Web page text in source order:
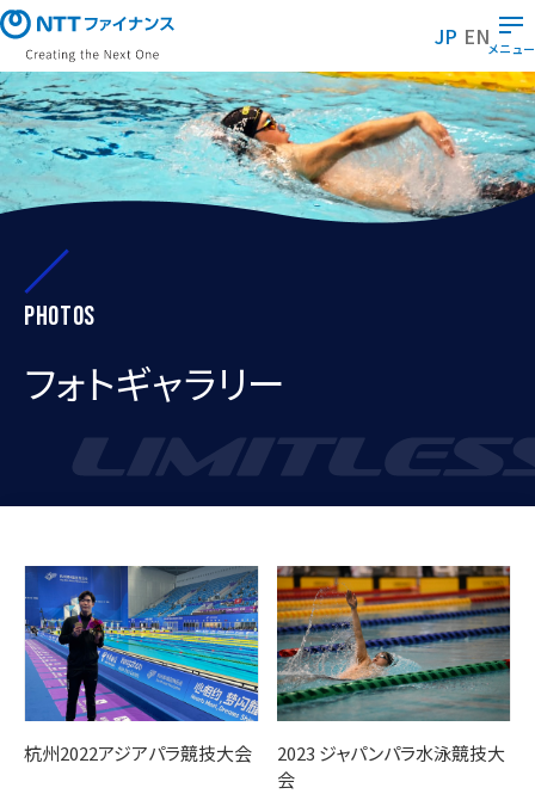
メ
イ
ン
ン
テ
ン
ツ
に
キ
ッ
JP ENメニュー
Photos
フォトギャラリー
杭州2022アジアパラ競技大会
2023 ジャパンパラ水泳競技大
会